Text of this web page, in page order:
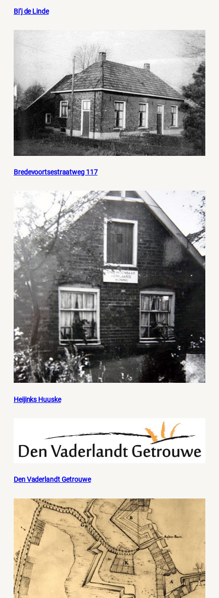
Bi’j de Linde
Bredevoortsestraatweg 117
Heijinks Huuske
Den Vaderlandt Getrouwe